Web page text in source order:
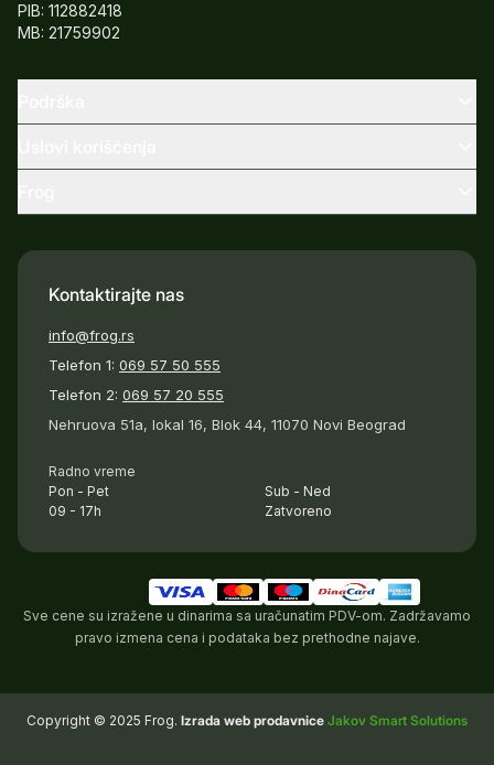
PIB: 112882418
MB: 21759902
Kontaktirajte nas
info@frog.rs
Telefon 1: 069 57 50 555
Telefon 2: 069 57 20 555
Nehruova 51a, lokal 16, Blok 44, 11070 Novi Beograd
Radno vreme
Pon - Pet
09 - 17h
Sub - Ned
Zatvoreno
Sve cene su izražene u dinarima sa uračunatim PDV-om. Zadržavamo
pravo izmena cena i podataka bez prethodne najave.
Copyright © 2025 Frog. Izrada web prodavnice Jakov Smart Solutions